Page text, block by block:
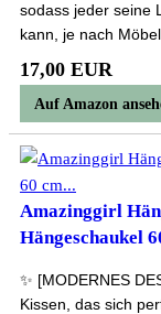
sodass jeder seine
kann, je nach
17,00 EUR
Auf Amazon
Amazinggirl
Hängeschaukel
✨ [MODERNES
Kissen, das sich